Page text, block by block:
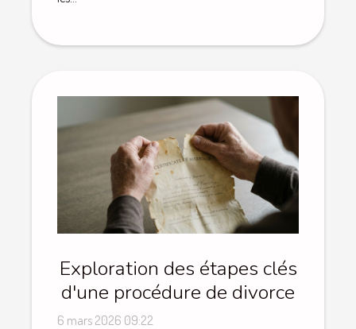
Exploration des étapes clés
d'une procédure de divorce
6 mars 2026 09:22